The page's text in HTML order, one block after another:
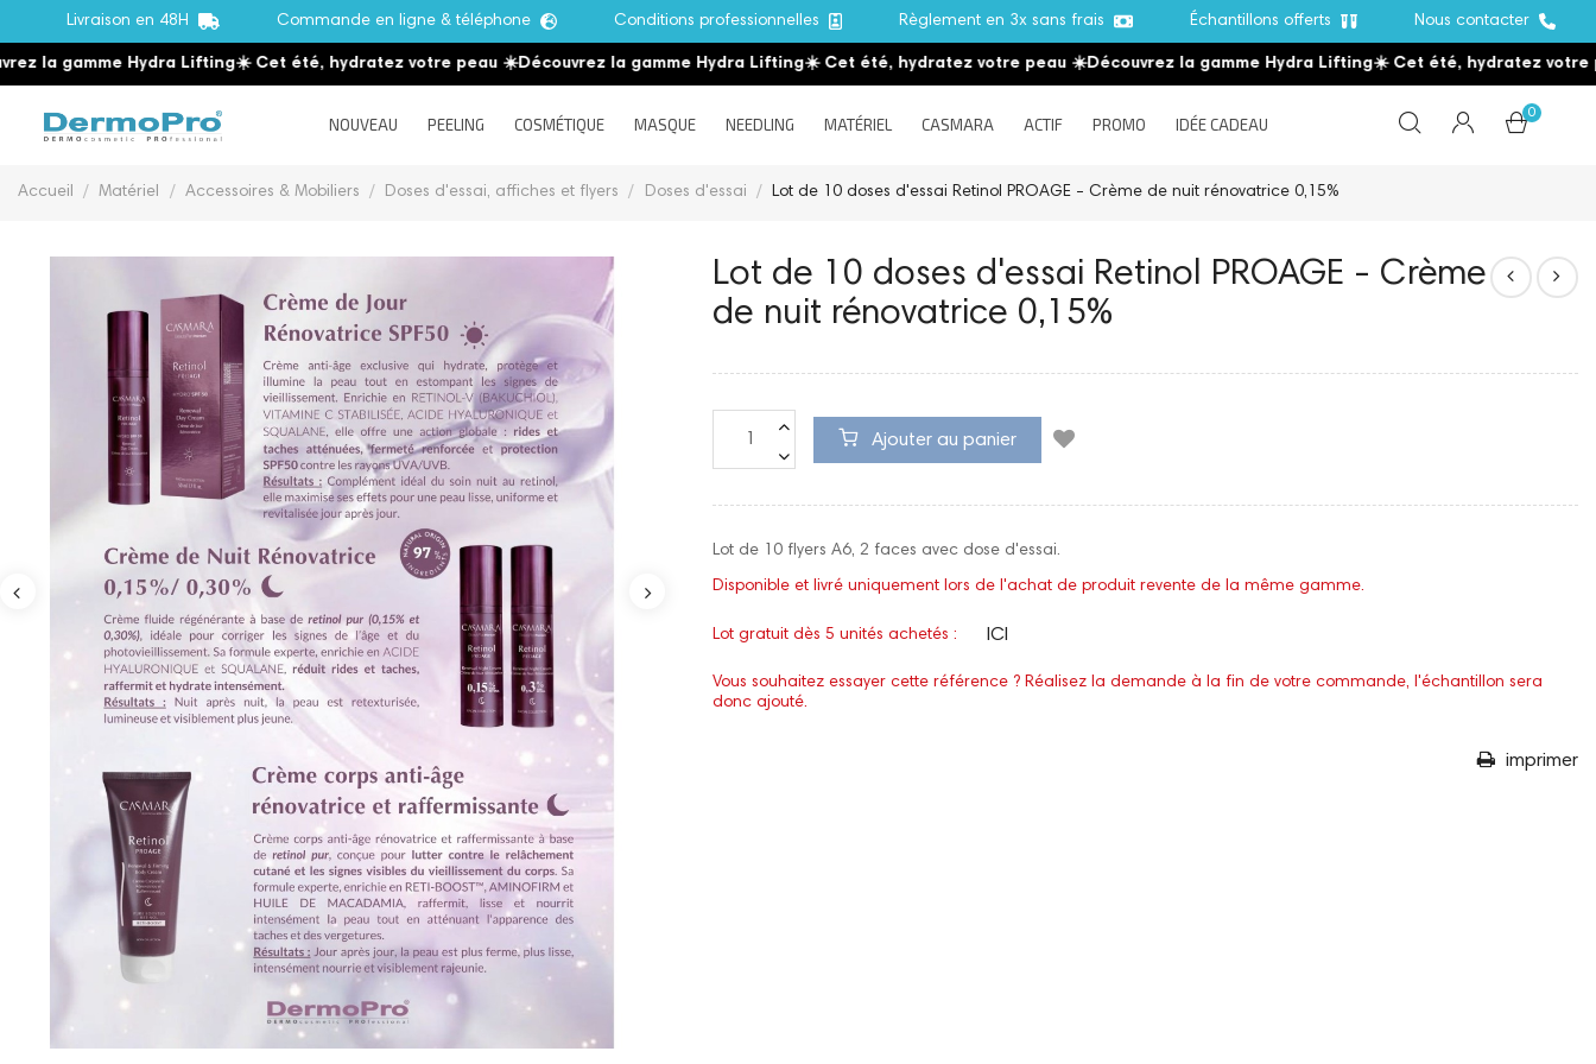
Livraison en 48H Commande en ligne & téléphone Conditions professionnelles Règlement en 3x sans frais Échantillons offerts Nous contacter
la gamme Hydra Lifting☀️ Cet été, hydratez votre peau ☀️Découvrez la gamme Hydra Lifting☀️ Cet été, hydratez votre peau ☀️Découvrez la gamme Hydra Lifting☀️ Cet été, hydratez votre
NOUVEAU PEELING COSMÉTIQUE MASQUE NEEDLING MATÉRIEL CASMARA ACTIF PROMO IDÉE CADEAU
0
Accueil Matériel Accessoires & Mobiliers Doses d'essai, affiches et flyers Doses d'essai Lot de 10 doses d'essai Retinol PROAGE - Crème de nuit rénovatrice 0,15%
Lot de 10 doses d'essai Retinol PROAGE - Crème
de nuit rénovatrice 0,15%
Ajouter au panier
Lot de 10 flyers A6, 2 faces avec dose d'essai.
Disponible et livré uniquement lors de l'achat de produit revente de la même gamme.
Lot gratuit dès 5 unités achetés : ICI
Vous souhaitez essayer cette référence ? Réalisez la demande à la fin de votre commande, l'échantillon sera
donc ajouté.
imprimer